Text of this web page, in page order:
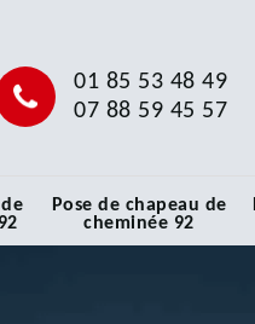
01 85 53 48 49
07 88 59 45 57
Pose de chapeau de
cheminée 92